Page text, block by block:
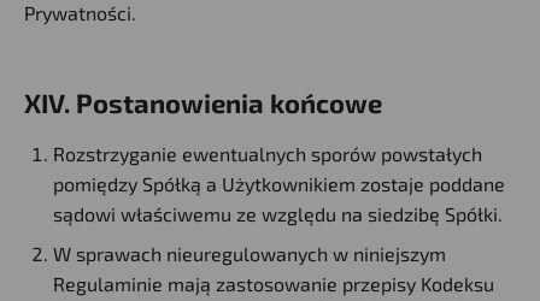
Prywatności.
XIV. Postanowienia końcowe
Rozstrzyganie ewentualnych sporów powstałych
pomiędzy Spółką a Użytkownikiem zostaje poddane
sądowi właściwemu ze względu na siedzibę Spółki.
W sprawach nieuregulowanych w niniejszym
Regulaminie mają zastosowanie przepisy Kodeksu